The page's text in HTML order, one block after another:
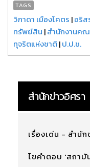
TAGS
วิภาดา เมืองโคตร |อริส
ทรัพย์สิน |สำนักงานคณ
ทุจริตแห่งชาติ |ป.ป.ช.
สำนักข่าวอิศรา
เรื่องเด่น - สำนัก
ไขคำตอบ 'สถา